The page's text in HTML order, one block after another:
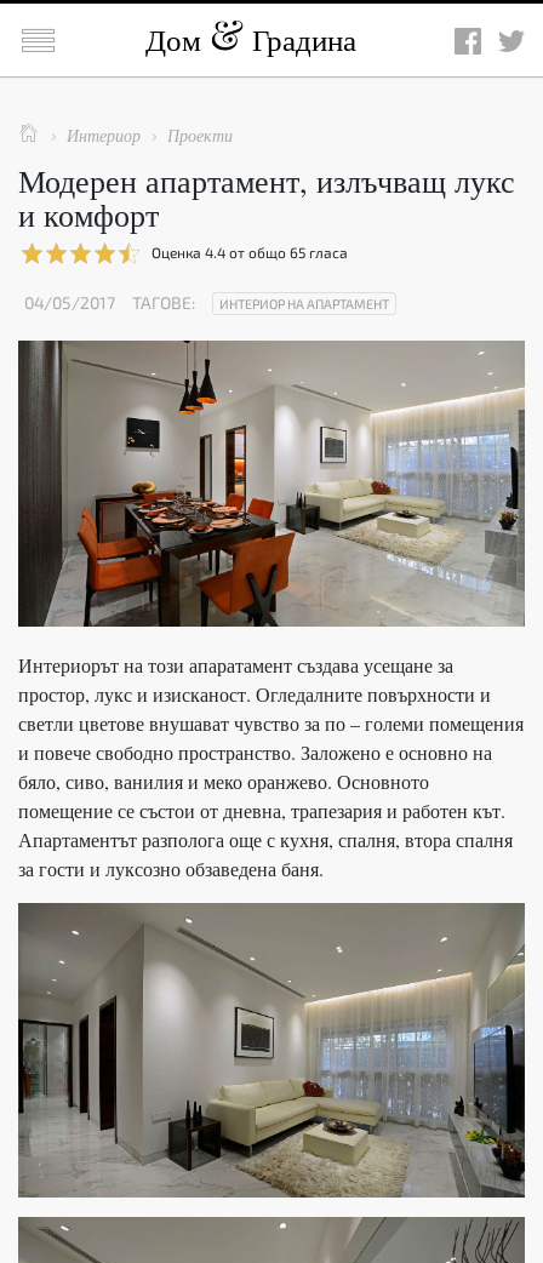
 Дом Градина
  Интериор  Проекти
Модерен апартамент, излъчващ лукс
и комфорт
Оценка 4.4 от общо 65 гласа
04/05/2017 ТАГОВЕ: ИНТЕРИОР НА АПАРТАМЕНТ
Интериорът на този апаратамент създава усещане за
простор, лукс и изисканост. Огледалните повърхности и
светли цветове внушават чувство за по – големи помещения
и повече свободно пространство. Заложено е основно на
бяло, сиво, ванилия и меко оранжево. Основното
помещение се състои от дневна, трапезария и работен кът.
Апартаментът разполога още с кухня, спалня, втора спалня
за гости и луксозно обзаведена баня.